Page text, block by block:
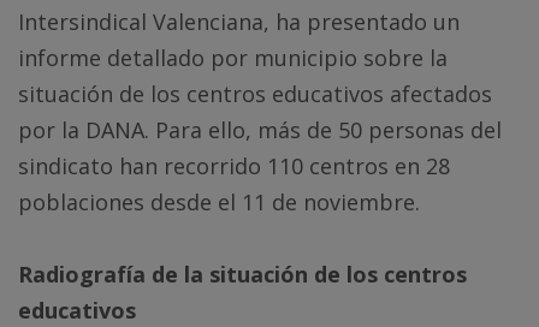
Intersindical Valenciana, ha presentado un
informe detallado por municipio sobre la
situación de los centros educativos afectados
por la DANA. Para ello, más de 50 personas del
sindicato han recorrido 110 centros en 28
poblaciones desde el 11 de noviembre.
Radiografía de la situación de los centros
educativos